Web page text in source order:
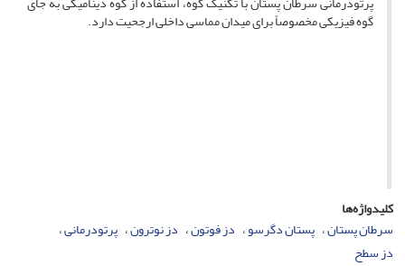
گوه فیزیکی مخصوصاً برای میدان مماسی داخلی ارجحیت دارد.
کلیدواژه‌ها
سرطان پستان پستان دگرسو دز فوتون دز نوترون پرتودرمانی
دز سطح